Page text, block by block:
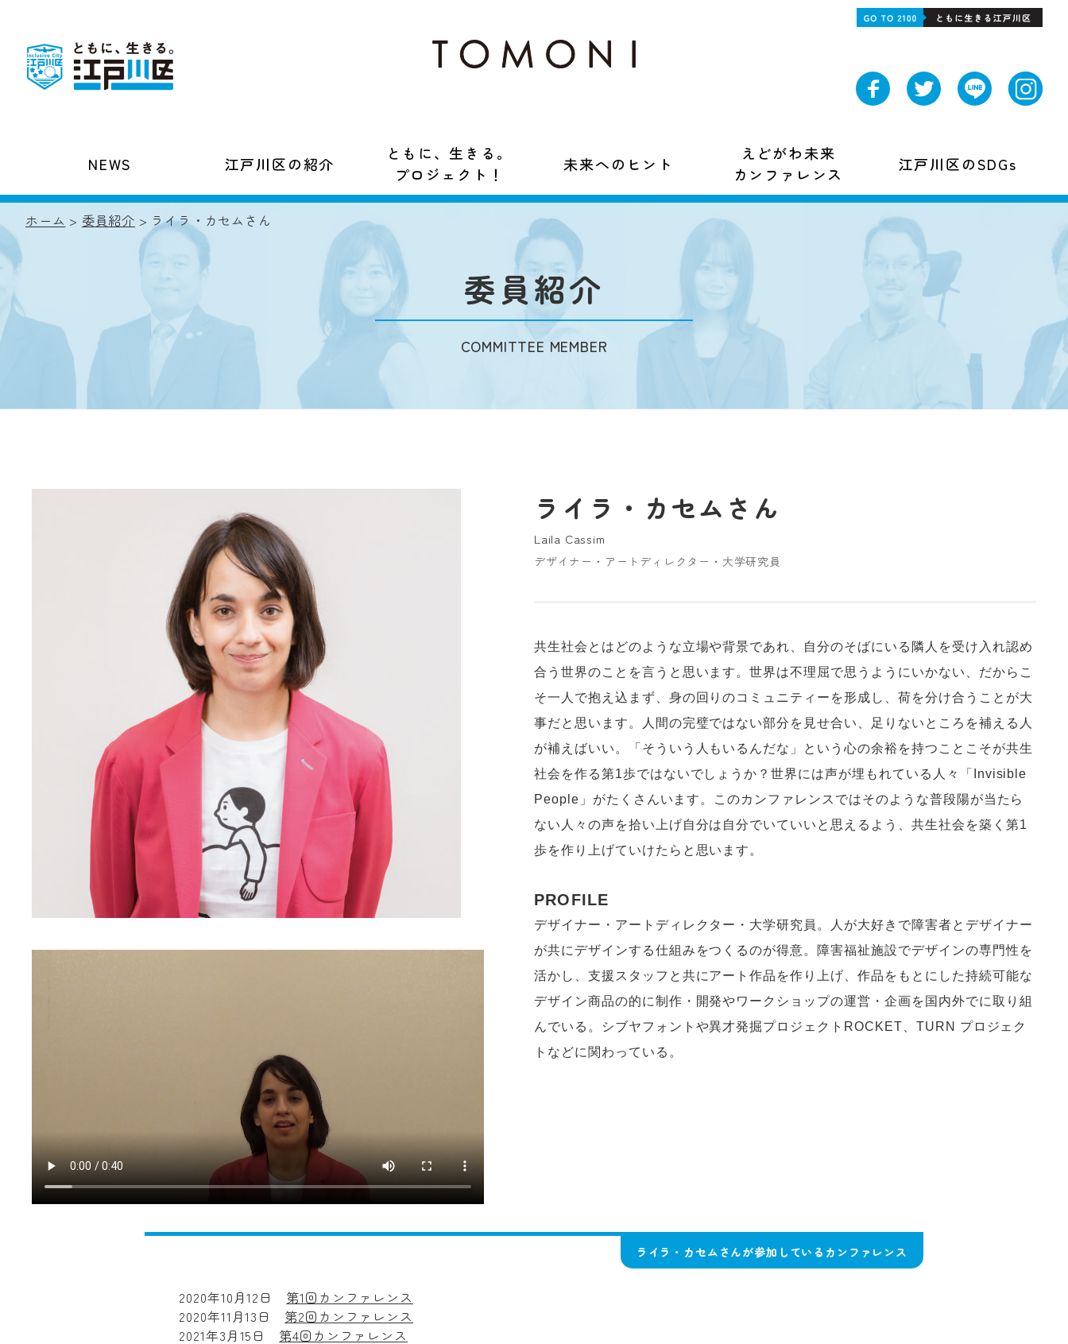
NEWS 江戸川区の紹介
ともに、生きる。
プロジェクト！
未来へのヒント
えどがわ未来
カンファレンス
江戸川区のSDGs
ホーム > 委員紹介 > ライラ・カセムさん
委員紹介
COMMITTEE MEMBER
ライラ・カセムさん
Laila Cassim
デザイナー・アートディレクター・大学研究員
共生社会とはどのような立場や背景であれ、自分のそばにいる隣人を受け入れ認め
合う世界のことを言うと思います。世界は不理屈で思うようにいかない、だからこ
そ一人で抱え込まず、身の回りのコミュニティーを形成し、荷を分け合うことが大
事だと思います。人間の完璧ではない部分を見せ合い、足りないところを補える人
が補えばいい。「そういう人もいるんだな」という心の余裕を持つことこそが共生
社会を作る第1歩ではないでしょうか？世界には声が埋もれている人々「Invisible
People」がたくさんいます。このカンファレンスではそのような普段陽が当たら
ない人々の声を拾い上げ自分は自分でいていいと思えるよう、共生社会を築く第1
歩を作り上げていけたらと思います。
PROFILE
デザイナー・アートディレクター・大学研究員。人が大好きで障害者とデザイナー
が共にデザインする仕組みをつくるのが得意。障害福祉施設でデザインの専門性を
活かし、支援スタッフと共にアート作品を作り上げ、作品をもとにした持続可能な
デザイン商品の的に制作・開発やワークショップの運営・企画を国内外でに取り組
んでいる。シブヤフォントや異才発掘プロジェクトROCKET、TURN プロジェク
トなどに関わっている。
ライラ・カセムさんが参加しているカンファレンス
2020年10月12日 第1回カンファレンス
2020年11月13日 第2回カンファレンス
2021年3月15日 第4回カンファレンス